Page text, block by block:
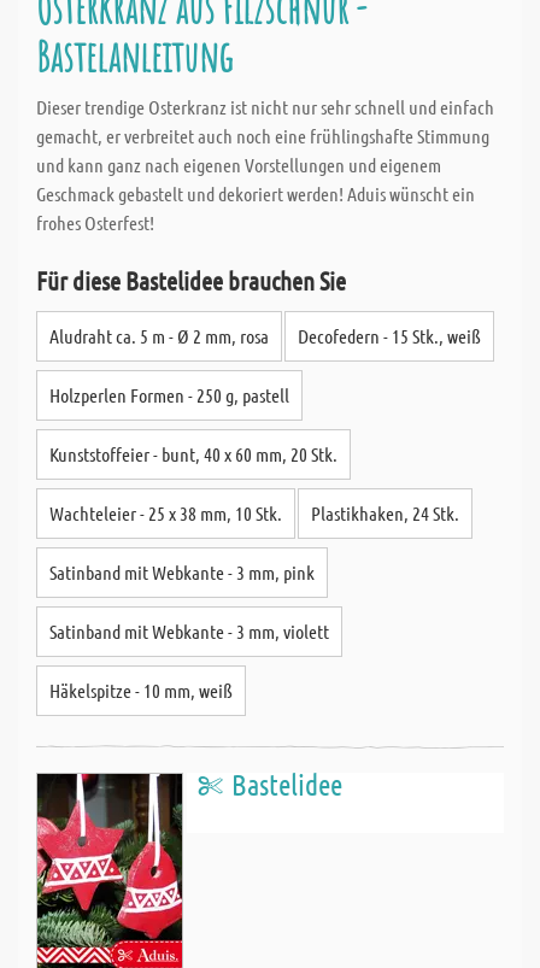
Bastelanleitung
Dieser trendige Osterkranz ist nicht nur sehr schnell und einfach
gemacht, er verbreitet auch noch eine frühlingshafte Stimmung
und kann ganz nach eigenen Vorstellungen und eigenem
Geschmack gebastelt und dekoriert werden! Aduis wünscht ein
frohes Osterfest!
Für diese Bastelidee brauchen Sie
Aludraht ca. 5 m - Ø 2 mm, rosa Decofedern - 15 Stk., weiß
Holzperlen Formen - 250 g, pastell
Kunststoffeier - bunt, 40 x 60 mm, 20 Stk.
Wachteleier - 25 x 38 mm, 10 Stk. Plastikhaken, 24 Stk.
Satinband mit Webkante - 3 mm, pink
Satinband mit Webkante - 3 mm, violett
Häkelspitze - 10 mm, weiß
Bastelidee